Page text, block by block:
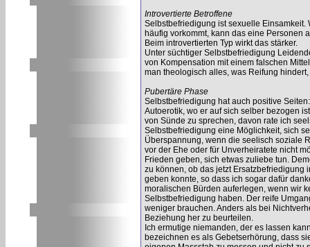
Introvertierte Betroffene
Selbstbefriedigung ist sexuelle
häufig vorkommt, kann das eine Personen
Beim introvertierten Typ wirkt das stärker.
Unter süchtiger Selbstbefriedigung
von Kompensation mit einem falschen
man theologisch alles, was Reifung
Pubertäre Phase
Selbstbefriedigung hat auch positive
Autoerotik, wo er auf sich selber bezogen
von Sünde zu sprechen, davon rate ich
Selbstbefriedigung eine Möglichkeit, sich
Überspannung, wenn die seelisch soziale
vor der Ehe oder für Unverheiratete nicht
Frieden geben, sich etwas zuliebe tun.
zu können, ob das jetzt Ersatzbefriedigung
geben konnte, so dass ich sogar dafür
moralischen Bürden auferlegen, wenn wir
Selbstbefriedigung haben. Der reife
weniger brauchen. Anders als bei
Beziehung her zu beurteilen.
Ich ermutige niemanden, der es lassen
bezeichnen es als Gebetserhörung, dass